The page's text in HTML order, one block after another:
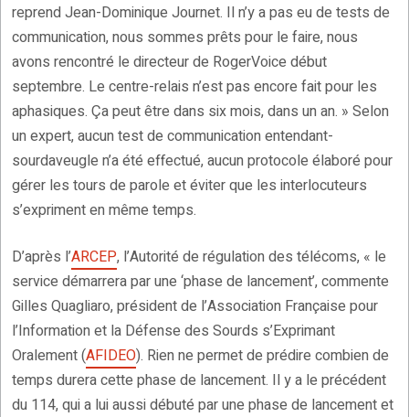
reprend Jean-Dominique Journet. Il n’y a pas eu de tests de
communication, nous sommes prêts pour le faire, nous
avons rencontré le directeur de RogerVoice début
septembre. Le centre-relais n’est pas encore fait pour les
aphasiques. Ça peut être dans six mois, dans un an. » Selon
un expert, aucun test de communication entendant-
sourdaveugle n’a été effectué, aucun protocole élaboré pour
gérer les tours de parole et éviter que les interlocuteurs
s’expriment en même temps.
D’après l’ARCEP, l’Autorité de régulation des télécoms, « le
service démarrera par une ‘phase de lancement’, commente
Gilles Quagliaro, président de l’Association Française pour
l’Information et la Défense des Sourds s’Exprimant
Oralement (AFIDEO). Rien ne permet de prédire combien de
temps durera cette phase de lancement. Il y a le précédent
du 114, qui a lui aussi débuté par une phase de lancement et